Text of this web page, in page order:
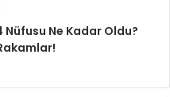
Nüfusu Ne Kadar Oldu?